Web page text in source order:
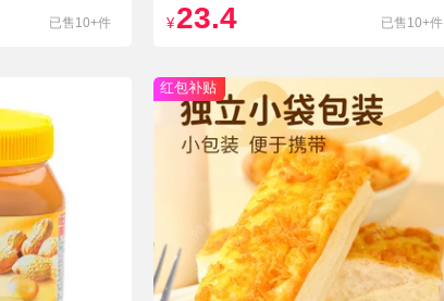
已售10+件 ¥ 23.4 已售10+件
红包补贴